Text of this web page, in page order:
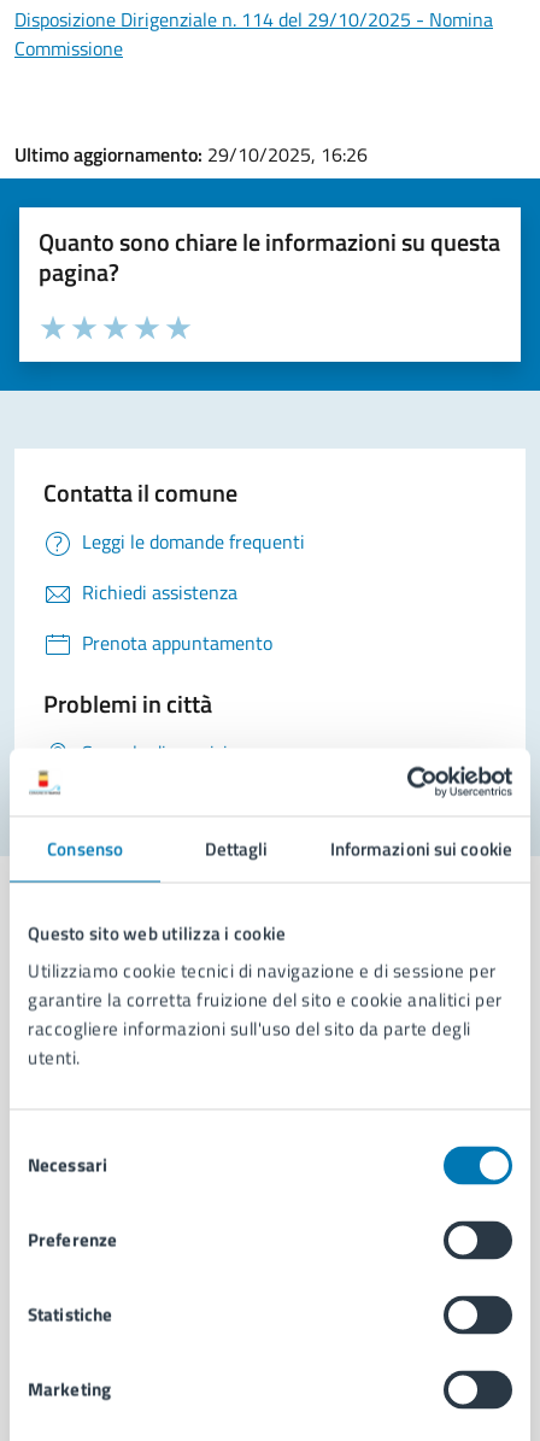
Consenso Dettagli Informazioni sui cookie
Questo sito web utilizza i cookie
Utilizziamo cookie tecnici di navigazione e di sessione per
garantire la corretta fruizione del sito e cookie analitici per
raccogliere informazioni sull'uso del sito da parte degli
utenti.
delNecessari
Preferenze
Statistiche
Marketing
Disposizione Dirigenziale n. 114 del 29/10/2025 - Nomina
Commissione
Ultimo aggiornamento: 29/10/2025, 16:26
Quanto sono chiare le informazioni su questa
pagina?
Valuta la chiarezza delle informazioni (da 1 a 5 stelle)
Seleziona il numero di stelle per valutare la chiarezza delle
Valuta 5 stelle su 5
Valuta 4 stelle su 5
Valuta 3 stelle su 5
Valuta 2 stelle su 5
Valuta 1 stelle su 5
Contatta il comune
Leggi le domande frequenti
Richiedi assistenza
Prenota appuntamento
Problemi in città
Segnala disservizio
Comune di Napoli
AMMINISTRAZIONE
Municipalità
Politici
Documenti e dati
Intranet, posta aziendale e protocollo